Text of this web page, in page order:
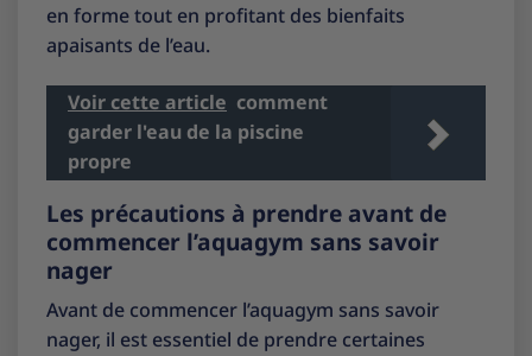
en forme tout en profitant des bienfaits
apaisants de l’eau.
Voir cette article comment
garder l'eau de la piscine
propre
Les précautions à prendre avant de
commencer l’aquagym sans savoir
nager
Avant de commencer l’aquagym sans savoir
nager, il est essentiel de prendre certaines